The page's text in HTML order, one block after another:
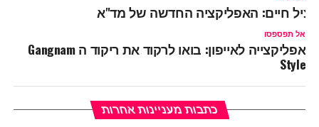
חיים: האפליקציה החדשה של מד"א
אל תפספסו
אפליקצייה לאייפון: בואו לרקוד את ריקוד ה Gangnam
Style
כתבות מעניינות אחרות